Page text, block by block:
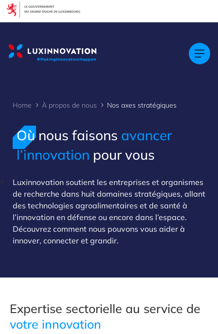
>
Home À propos de nous Nos axes stratégiques
Où nous faisons avancer
l’innovation pour vous
Luxinnovation soutient les entreprises et organismes
de recherche dans huit domaines stratégiques, allant
des technologies agroalimentaires et de santé à
l’innovation en défense ou encore dans l’espace.
Découvrez comment nous pouvons vous aider à
innover, connecter et grandir.
Expertise sectorielle au service de
votre innovation
Cookies management panel